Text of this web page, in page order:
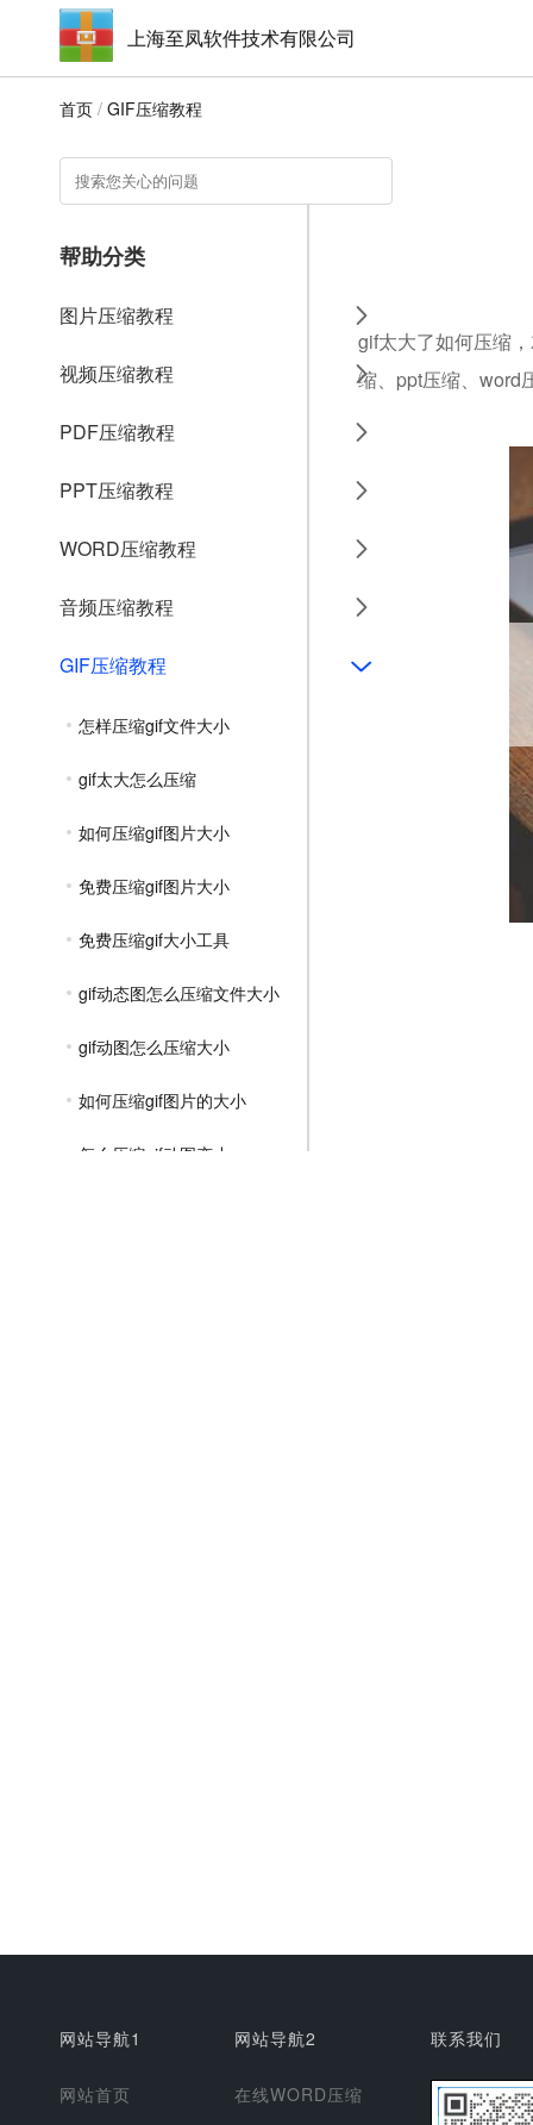
上海至凤软件技术有限公司
首页 / GIF压缩教程
帮助分类
图片压缩教程
视频压缩教程
PDF压缩教程
PPT压缩教程
WORD压缩教程
音频压缩教程
GIF压缩教程
怎样压缩gif文件大小
gif太大怎么压缩
如何压缩gif图片大小
免费压缩gif图片大小
免费压缩gif大小工具
gif动态图怎么压缩文件大小
gif动图怎么压缩大小
如何压缩gif图片的大小
怎么压缩gif动图变小
gif太大了如何压缩
缩、ppt压缩、word
网站导航1
网站首页
网站导航2
在线WORD压缩
联系我们